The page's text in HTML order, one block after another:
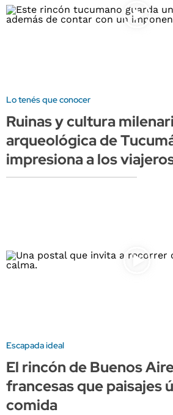
Lo tenés que conocer
Ruinas y cultura
arqueológica de
impresiona a los
Escapada ideal
El rincón de Buenos
francesas que paisajes
comida